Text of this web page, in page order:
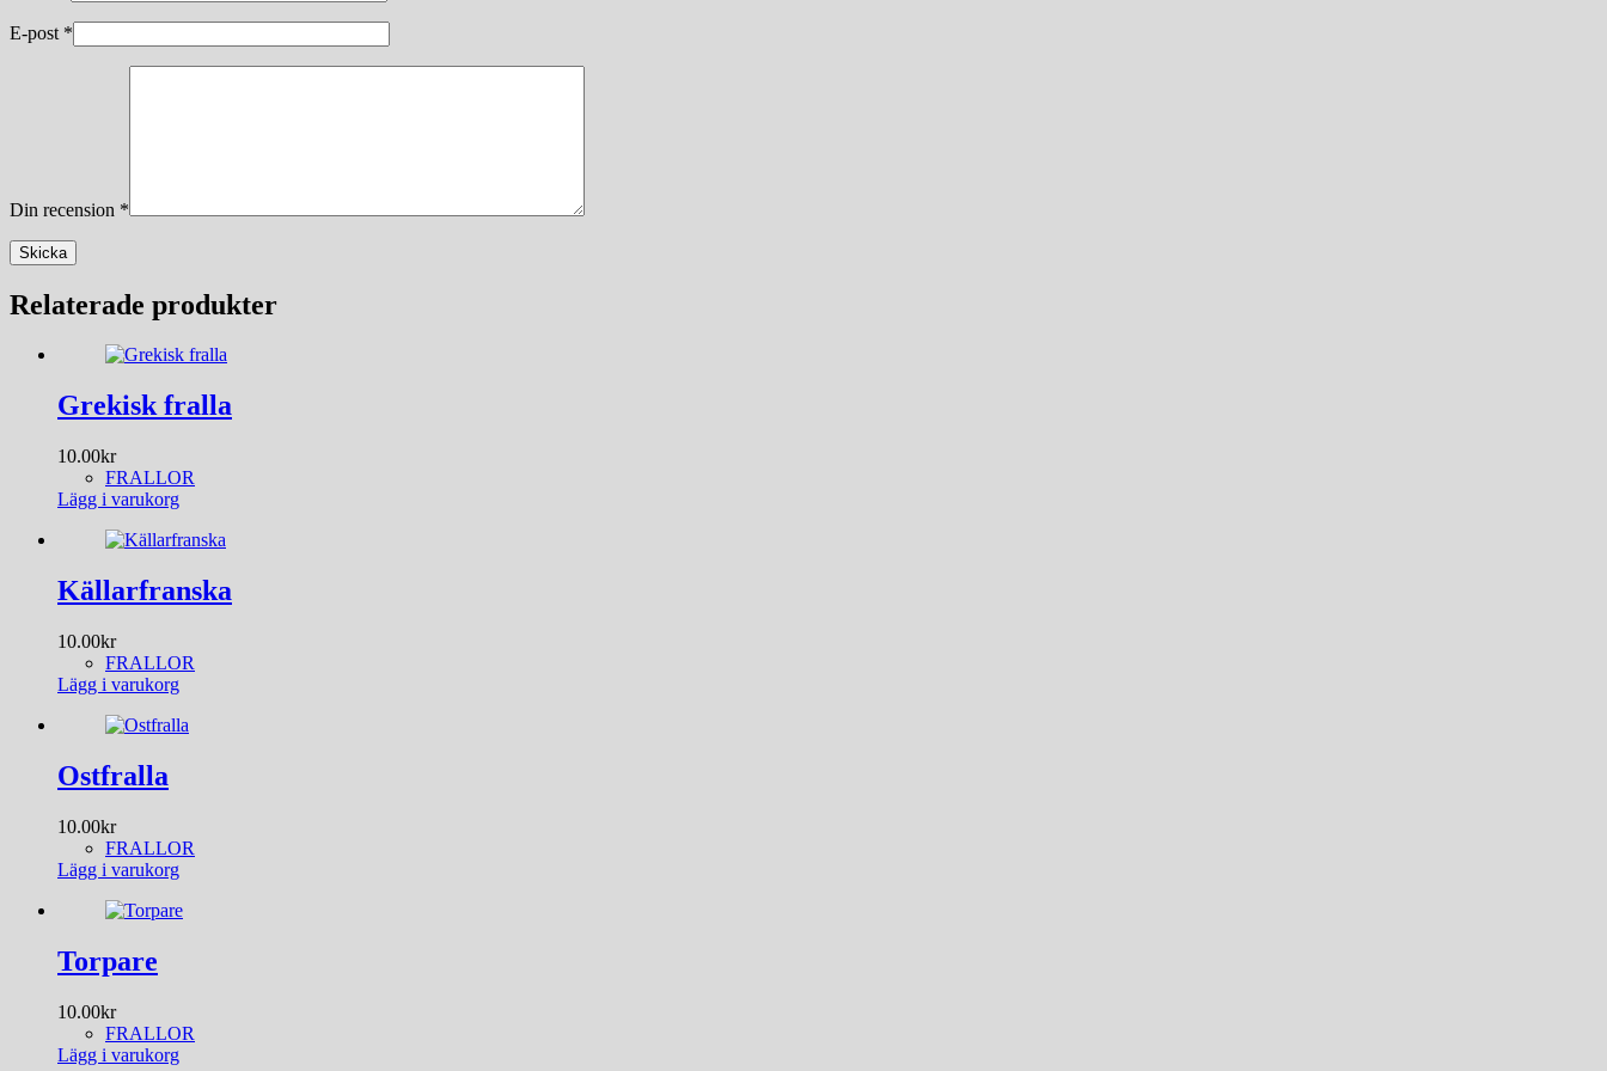
E-post *
Din recension *
Skicka
Relaterade produkter
Grekisk fralla
10.00kr
FRALLOR
Lägg i varukorg
Källarfranska
10.00kr
FRALLOR
Lägg i varukorg
Ostfralla
10.00kr
FRALLOR
Lägg i varukorg
Torpare
10.00kr
FRALLOR
Lägg i varukorg